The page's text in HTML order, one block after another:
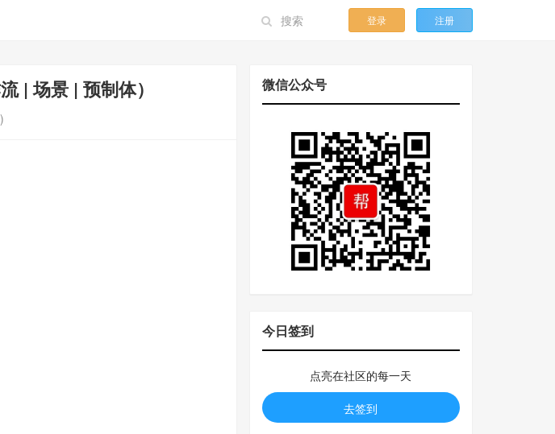
登录 注册
| 场景 | 预制体） 微信公众号
今日签到
点亮在社区的每一天
去签到